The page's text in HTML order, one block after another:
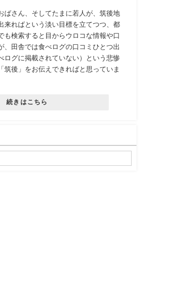
ばさん、そしてたまに若人が、筑後地
来ればという淡い目標を立てつつ、都
も検索すると目からウロコな情報や口
、田舎では食べログの口コミひとつ出
ログに掲載されていない）という悲惨
筑後」をお伝えできればと思っていま
続きはこちら